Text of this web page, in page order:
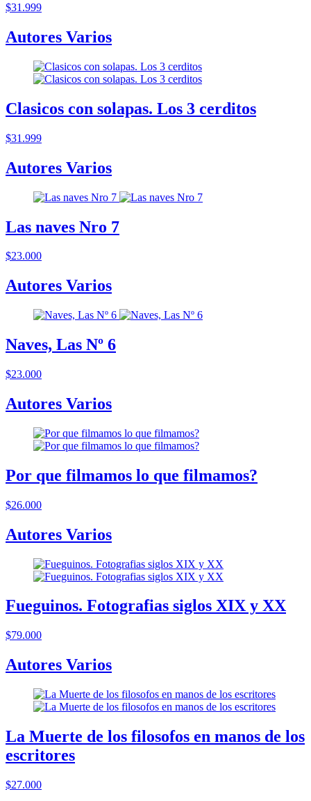
$31.999
Autores Varios
Clasicos con solapas. Los 3 cerditos
$31.999
Autores Varios
Las naves Nro 7
$23.000
Autores Varios
Naves, Las Nº 6
$23.000
Autores Varios
Por que filmamos lo que filmamos?
$26.000
Autores Varios
Fueguinos. Fotografias siglos XIX y XX
$79.000
Autores Varios
La Muerte de los filosofos en manos de los
escritores
$27.000